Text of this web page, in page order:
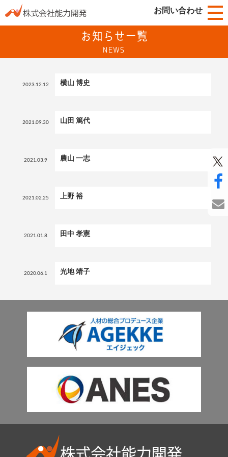
お問い合わせ
お知らせ一覧
NEWS
2023.12.12 横山 博史
2021.09.30 山田 篤代
2021.03.9 農山 一志
2021.02.25 上野 裕
2021.01.8 田中 孝憲
2020.06.1 光地 靖子